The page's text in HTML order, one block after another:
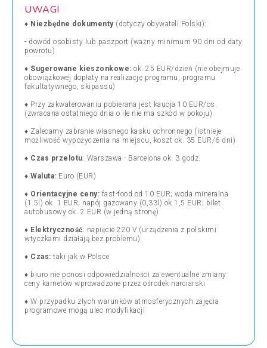
UWAGI
♦ Niezbędne dokumenty(dotyczy obywateli Polski):
- dowód osobisty lub paszport (ważny minimum 90 dni od daty
powrotu)
♦ Sugerowane kieszonkowe: ok. 25 EUR/dzień (nie obejmuje
obowiązkowej dopłaty na realizację programu, programu
fakultatywnego, skipassu)
♦ Przy zakwaterowaniu pobierana jest kaucja 10 EUR/os.
(zwracana ostatniego dnia o ile nie ma szkód w pokoju)
♦ Zalecamy zabranie własnego kasku ochronnego (istnieje
możliwość wypożyczenia na miejscu, koszt ok. 35 EUR/6 dni)
♦ Czas przelotu: Warszawa - Barcelona ok. 3 godz.
♦ Waluta: Euro (EUR)
♦ Orientacyjne ceny: fast-food od 10 EUR; woda mineralna
(1.5l) ok. 1 EUR; napój gazowany (0,33l) ok 1,5 EUR; bilet
autobusowy ok. 2 EUR (w jedną stronę)
♦ Elektryczność: napięcie 220 V (urządzenia z polskimi
wtyczkami działają bez problemu)
♦ Czas: taki jak w Polsce
♦ biuro nie ponosi odpowiedzialności za ewentualne zmiany
ceny karnetów wprowadzone przez ośrodek narciarski
♦ W przypadku złych warunków atmosferycznych zajęcia
programowe mogą ulec modyfikacji